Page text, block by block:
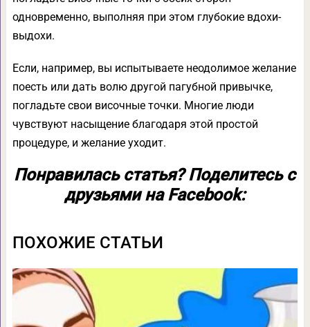
одновременно, выполняя при этом глубокие вдохи-
выдохи.
Если, например, вы испытываете неодолимое желание
поесть или дать волю другой пагубной привычке,
погладьте свои височные точки. Многие люди
чувствуют насыщение благодаря этой простой
процедуре, и желание уходит.
Понравилась статья? Поделитесь с
друзьями на Facebook:
ПОХОЖИЕ СТАТЬИ